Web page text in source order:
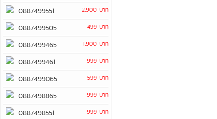
0887499551 2,900 บาท
0887499505 499 บาท
0887499465 1,900 บาท
0887499461 999 บาท
0887499065 599 บาท
0887498865 999 บาท
0887498551 999 บาท